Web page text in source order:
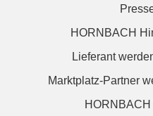
HORNBACH
Lieferant
Marktplatz-Partner